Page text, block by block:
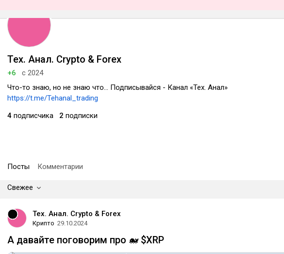
Тех. Анал. Crypto & Forex
+6
с 2024
Что-то знаю, но не знаю что... Подписывайся - Канал «Тех. Анал»
https://t.me/Tehanal_trading
4 подписчика 2 подписки
Посты Комментарии
Свежее
Тех. Анал. Crypto & Forex
Крипто 29.10.2024
А давайте поговорим про 🐋 $XRP